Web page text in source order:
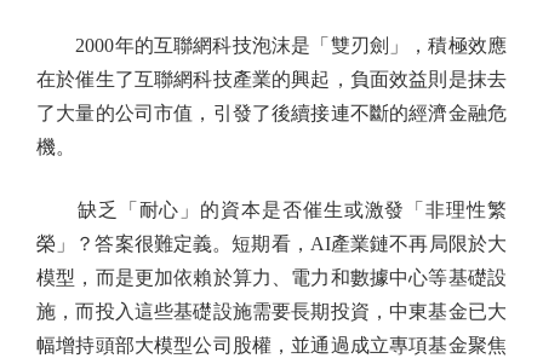
2000年的互聯網科技泡沫是「雙刃劍」，積極效應
在於催生了互聯網科技產業的興起，負面效益則是抹去
了大量的公司市值，引發了後續接連不斷的經濟金融危
機。
缺乏「耐心」的資本是否催生或激發「非理性繁
榮」？答案很難定義。短期看，AI產業鏈不再局限於大
模型，而是更加依賴於算力、電力和數據中心等基礎設
施，而投入這些基礎設施需要長期投資，中東基金已大
幅增持頭部大模型公司股權，並通過成立專項基金聚焦